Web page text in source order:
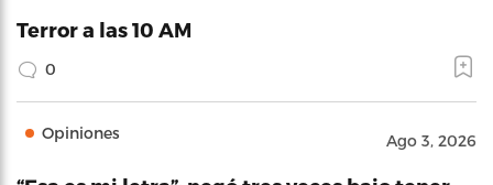
Terror a las 10 AM
0
Opiniones Ago 3, 2026